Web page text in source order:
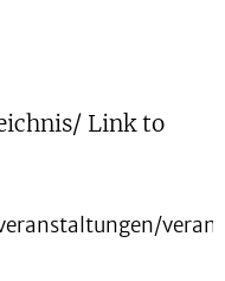
Link to